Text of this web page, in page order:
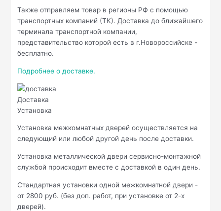
Также отправляем товар в регионы РФ с помощью
транспортных компаний (ТК). Доставка до ближайшего
терминала транспортной компании,
представительство которой есть в г.Новороссийске -
бесплатно.
Подробнее о доставке.
Доставка
Установка
Установка межкомнатных дверей осуществляется на
следующий или любой другой день после доставки.
Установка металлической двери сервисно-монтажной
службой происходит вместе с доставкой в один день.
Стандартная установки одной межкомнатной двери -
от 2800 руб. (без доп. работ, при установке от 2-х
дверей).